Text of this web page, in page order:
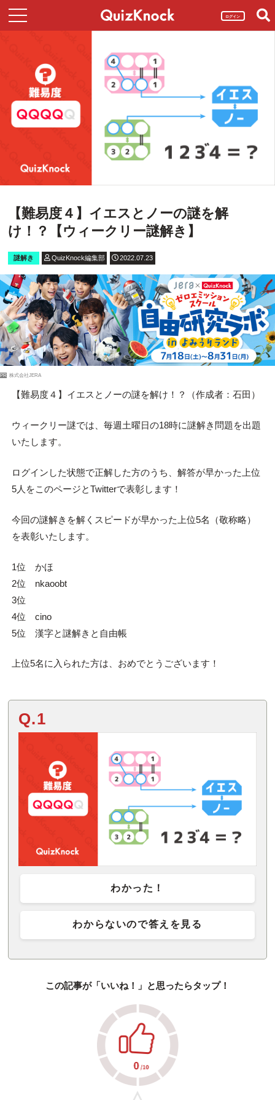
ログイン
【難易度４】イエスとノーの謎を解
け！？【ウィークリー謎解き】
謎解き QuizKnock編集部 2022.07.23
PR 株式会社JERA
【難易度４】イエスとノーの謎を解け！？（作成者：石田）
ウィークリー謎では、毎週土曜日の18時に謎解き問題を出題
いたします。
ログインした状態で正解した方のうち、解答が早かった上位
5人をこのページとTwitterで表彰します！
今回の謎解きを解くスピードが早かった上位5名（敬称略）
を表彰いたします。
1位 かほ
2位 nkaoobt
3位
4位 cino
5位 漢字と謎解きと自由帳
上位5名に入られた方は、おめでとうございます！
Q.1
わかった！
わからないので答えを見る
この記事が「いいね！」と思ったらタップ！